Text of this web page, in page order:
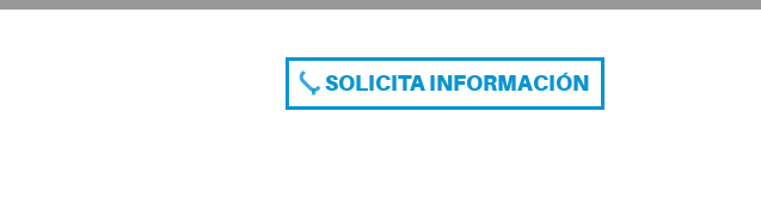
SOLICITA INFORMACIÓN